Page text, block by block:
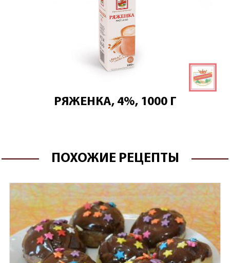
РЯЖЕНКА, 4%, 1000 Г
ПОХОЖИЕ РЕЦЕПТЫ